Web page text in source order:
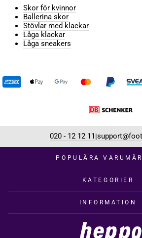
Skor för kvinnor
Ballerina skor
Stövlar med klackar
Låga klackar
Låga sneakers
020 - 12 12 11 |
POPULÄRA
KATEGORIER
INFORMATION